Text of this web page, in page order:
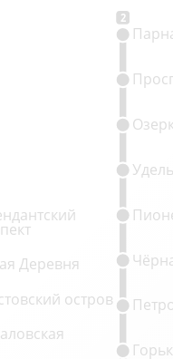
2
остров
Деревня